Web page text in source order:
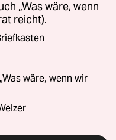
„Was wäre, wenn
reicht).
wäre, wenn wir